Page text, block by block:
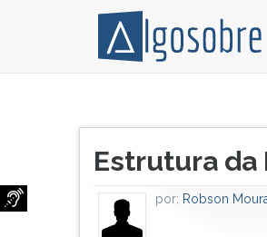
composição
que
F
para
do
artigo:
Estrutura da
por: Robson